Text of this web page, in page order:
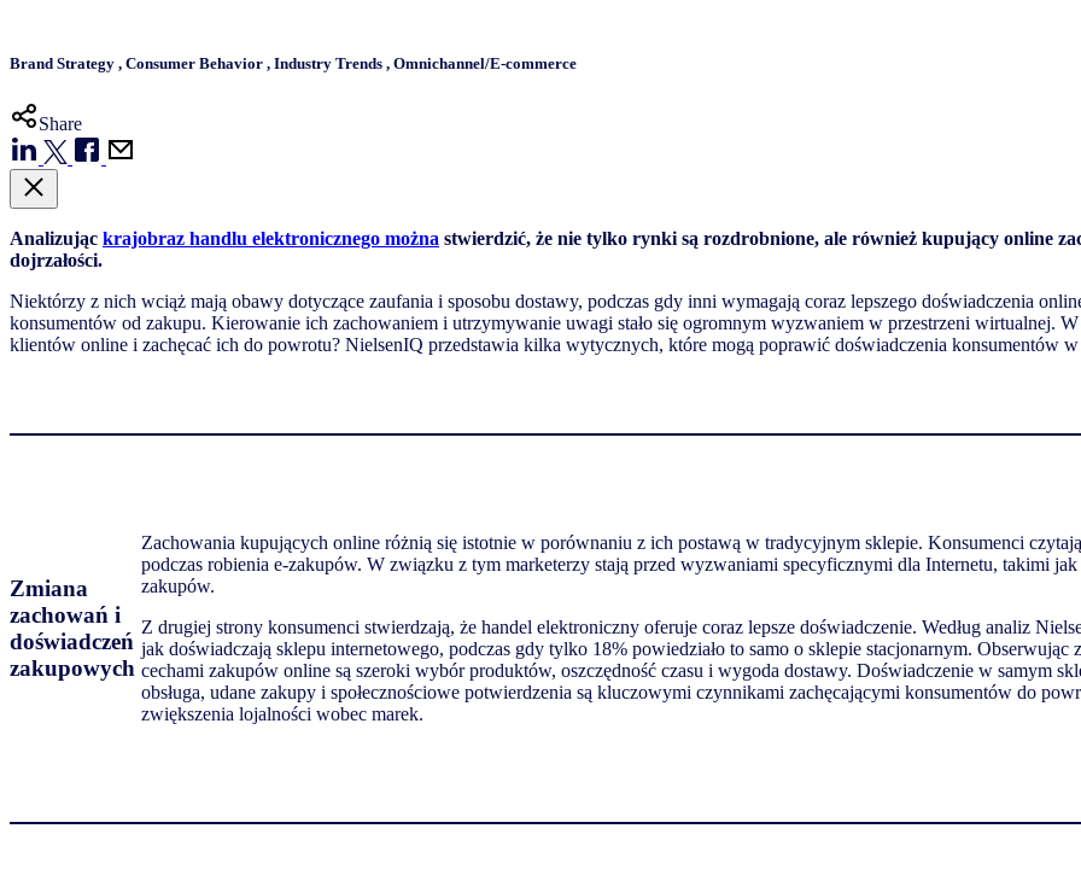
Brand Strategy , Consumer Behavior , Industry Trends , Omnichannel/E-commerce
Share
Analizując krajobraz handlu elektronicznego można stwierdzić, że nie tylko rynki są rozdrobnione, ale również kupujący online
dojrzałości.
Niektórzy z nich wciąż mają obawy dotyczące zaufania i sposobu dostawy, podczas gdy inni wymagają coraz lepszego doświadczenia
konsumentów od zakupu. Kierowanie ich zachowaniem i utrzymywanie uwagi stało się ogromnym wyzwaniem w przestrzeni wirtualnej.
klientów online i zachęcać ich do powrotu? NielsenIQ przedstawia kilka wytycznych, które mogą poprawić doświadczenia konsumentów w
Zmiana
zachowań i
doświadczeń
zakupowych
Zachowania kupujących online różnią się istotnie w porównaniu z ich postawą w tradycyjnym sklepie. Konsumenci
podczas robienia e-zakupów. W związku z tym marketerzy stają przed wyzwaniami specyficznymi dla Internetu, takimi
zakupów.
Z drugiej strony konsumenci stwierdzają, że handel elektroniczny oferuje coraz lepsze doświadczenie. Według analiz
jak doświadczają sklepu internetowego, podczas gdy tylko 18% powiedziało to samo o sklepie stacjonarnym.
cechami zakupów online są szeroki wybór produktów, oszczędność czasu i wygoda dostawy. Doświadczenie w samym
obsługa, udane zakupy i społecznościowe potwierdzenia są kluczowymi czynnikami zachęcającymi konsumentów do
zwiększenia lojalności wobec marek.